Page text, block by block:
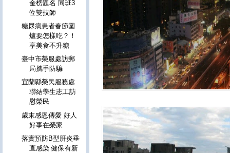
金榜題名 同班3
位雙技師
糖尿病患者春節圍
爐要怎樣吃？！
享美食不升糖
臺中市榮服處訪郵
局攜手防騙
宜蘭縣榮民服務處
聯結學生志工訪
慰榮民
歲末感恩傳愛 好人
好事在榮家
落實預防B型肝炎垂
直感染 健保有新